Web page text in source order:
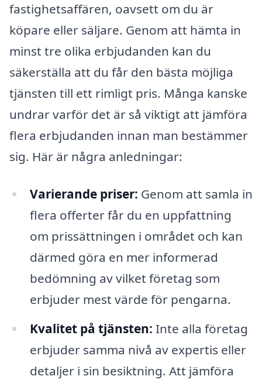
fastighetsaffären, oavsett om du är
köpare eller säljare. Genom att hämta in
minst tre olika erbjudanden kan du
säkerställa att du får den bästa möjliga
tjänsten till ett rimligt pris. Många kanske
undrar varför det är så viktigt att jämföra
flera erbjudanden innan man bestämmer
sig. Här är några anledningar:
Varierande priser: Genom att samla in
flera offerter får du en uppfattning
om prissättningen i området och kan
därmed göra en mer informerad
bedömning av vilket företag som
erbjuder mest värde för pengarna.
Kvalitet på tjänsten: Inte alla företag
erbjuder samma nivå av expertis eller
detaljer i sin besiktning. Att jämföra